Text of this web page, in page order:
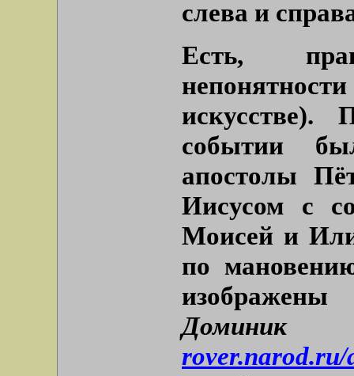
слева и
Есть,
событии
апостолы
Иисусом с
Моисей и
по